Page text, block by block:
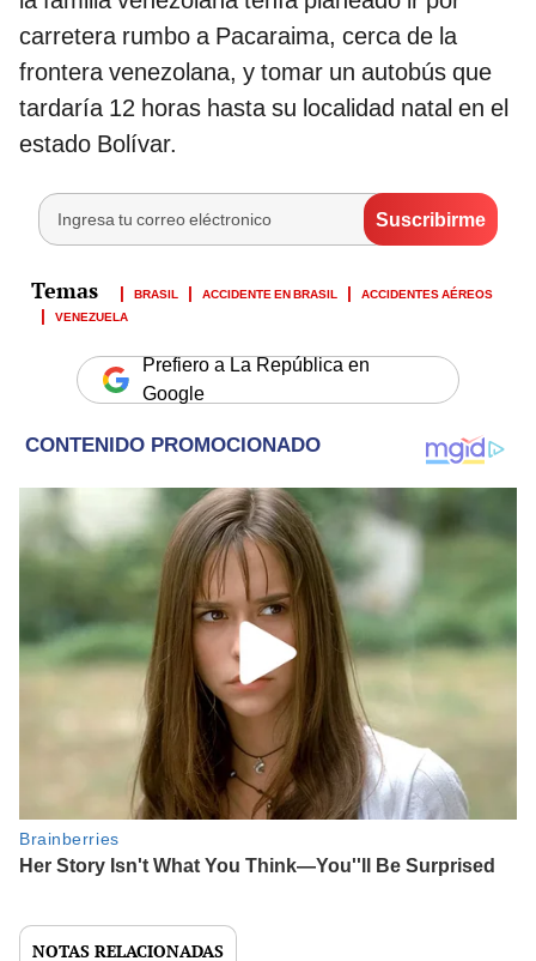
carretera rumbo a Pacaraima, cerca de la
frontera venezolana, y tomar un autobús que
tardaría 12 horas hasta su localidad natal en el
estado Bolívar.
BRASIL ACCIDENTE EN BRASIL
ACCIDENTES AÉREOS
VENEZUELA
Prefiero a La República en
Google
NOTAS RELACIONADAS